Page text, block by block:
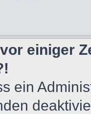
einiger
ein